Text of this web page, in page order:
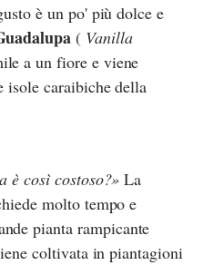
è un po' più dolce e
( Vanilla
a un fiore e viene
isole caraibiche della
è così costoso? La
molto tempo e
pianta rampicante
coltivata in piantagioni